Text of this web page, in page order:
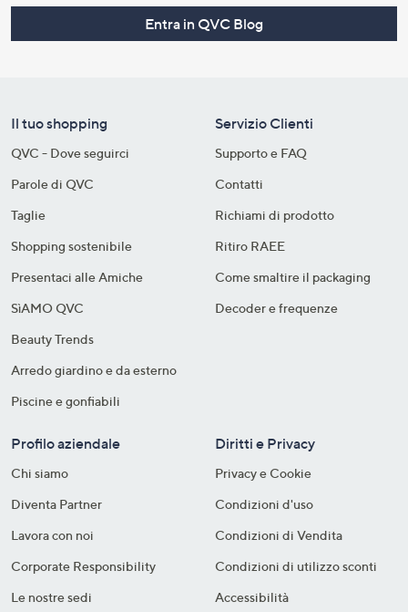
Entra in QVC Blog
Il tuo shopping
QVC - Dove seguirci
Parole di QVC
Taglie
Shopping sostenibile​
Presentaci alle Amiche
SìAMO QVC
Beauty Trends
Arredo giardino e da esterno
Piscine e gonfiabili
Servizio Clienti
Supporto e FAQ
Contatti
Richiami di prodotto
Ritiro RAEE
Come smaltire il packaging​
Decoder e frequenze​
Profilo aziendale
Chi siamo
Diventa Partner
Lavora con noi
Corporate Responsibility
Le nostre sedi
Diritti e Privacy
Privacy e Cookie
Condizioni d'uso
Condizioni di Vendita
Condizioni di utilizzo sconti
Accessibilità